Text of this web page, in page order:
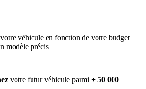
votre véhicule en fonction de votre budget
modèle précis
votre futur véhicule parmi + 50 000